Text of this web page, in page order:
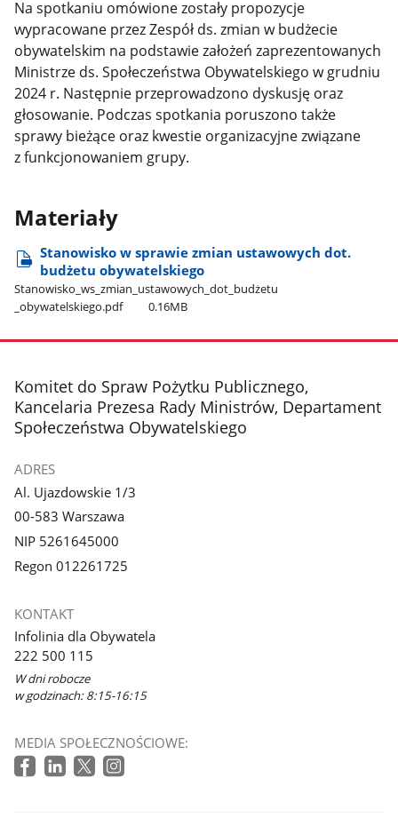
Na spotkaniu omówione zostały propozycje
wypracowane przez Zespół ds. zmian w budżecie
obywatelskim na podstawie założeń zaprezentowanych
Ministrze ds. Społeczeństwa Obywatelskiego w grudniu
2024 r. Następnie przeprowadzono dyskusję oraz
głosowanie. Podczas spotkania poruszono także
sprawy bieżące oraz kwestie organizacyjne związane
z funkcjonowaniem grupy.
Materiały
Stanowisko w sprawie zmian ustawowych dot.
budżetu obywatelskiego
Stanowisko​_ws​_zmian​_ustawowych​_dot​_budżetu​
_obywatelskiego.pdf
0.16MB
stopka
Komitet do Spraw Pożytku Publicznego,
Kancelaria Prezesa Rady Ministrów, Departament
Społeczeństwa Obywatelskiego
ADRES
Al. Ujazdowskie 1/3
00-583 Warszawa
NIP 5261645000
Regon 012261725
KONTAKT
Infolinia dla Obywatela
222 500 115
W dni robocze
w godzinach: 8:15-16:15
MEDIA SPOŁECZNOŚCIOWE: